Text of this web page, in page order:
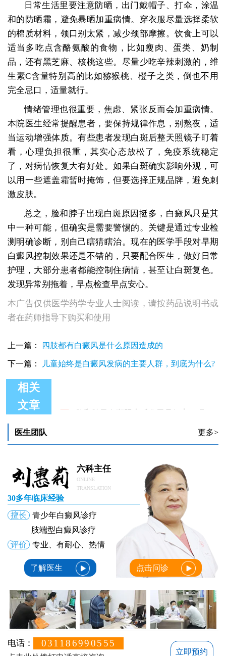
日常生活里要注意防晒，出门戴帽子、打伞，涂温
和的防晒霜，避免暴晒加重病情。穿衣服尽量选择柔软
的棉质材料，领口别太紧，减少颈部摩擦。饮食上可以
适当多吃点含酪氨酸的食物，比如瘦肉、蛋类、奶制
品，还有黑芝麻、核桃这些。尽量少吃辛辣刺激的，维
生素C含量特别高的比如猕猴桃、橙子之类，倒也不用
完全忌口，适量就行。
情绪管理也很重要，焦虑、紧张反而会加重病情。
本院医生经常提醒患者，要保持规律作息，别熬夜，适
当运动增强体质。有些患者发现白斑后整天照镜子盯着
看，心理负担很重，其实心态放松了，免疫系统稳定
了，对病情恢复大有好处。如果白斑确实影响外观，可
以用一些遮盖霜暂时掩饰，但要选择正规品牌，避免刺
激皮肤。
总之，脸和脖子出现白斑原因挺多，白癜风只是其
中一种可能，但确实是需要警惕的。关键是通过专业检
测明确诊断，别自己瞎猜瞎治。现在的医学手段对早期
白癜风控制效果还是不错的，只要配合医生，做好日常
护理，大部分患者都能控制住病情，甚至让白斑复色。
发现异常别拖着，早点检查早点安心。
本广告仅供医学药学专业人士阅读，请按药品说明书或
者在药师指导下购买和使用
上一篇： 四肢都有白癜风是什么原因造成的
下一篇： 儿童始终是白癜风发病的主要人群，到底为什么?
相关
文章
医生团队 更多>
六科主任
ONLINE
TRANSLATION
30多年临床经验
擅长
青少年白癜风诊疗
肢端型白癜风诊疗
评价
专业、有耐心、热情
了解医生 点击问诊
电话： 031186990555
立即预约